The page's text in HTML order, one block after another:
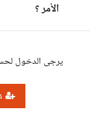
الأمر ؟
يرجى الدخول